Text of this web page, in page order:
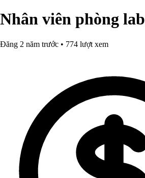
Nhân viên phòng lab
Đăng 2 năm trước • 774 lượt xem